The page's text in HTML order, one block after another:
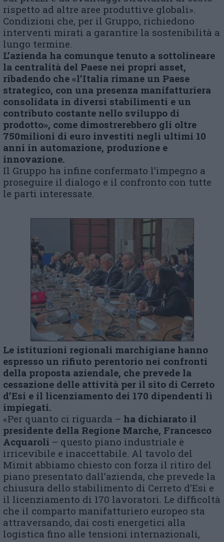
rispetto ad altre aree produttive globali».
Condizioni che, per il Gruppo, richiedono
interventi mirati a garantire la sostenibilità a
lungo termine.
L’azienda ha comunque tenuto a sottolineare
la centralità del Paese nei propri asset,
ribadendo che «l’Italia rimane un Paese
strategico, con una presenza manifatturiera
consolidata in diversi stabilimenti e un
contributo costante nello sviluppo di
prodotto», come dimostrerebbero gli oltre
750milioni di euro investiti negli ultimi 10
anni in automazione, produzione e
innovazione.
Il Gruppo ha infine confermato l’impegno a
proseguire il dialogo e il confronto con tutte
le parti interessate.
Le istituzioni regionali marchigiane hanno
espresso un rifiuto perentorio nei confronti
della proposta aziendale, che prevede la
cessazione delle attività per il sito di Cerreto
d’Esi e il licenziamento dei 170 dipendenti lì
impiegati.
«Per quanto ci riguarda – ha dichiarato il
presidente della Regione Marche, Francesco
Acquaroli – questo piano industriale è
irricevibile e inaccettabile. Al tavolo del
Mimit abbiamo chiesto con forza il ritiro del
piano presentato dall’azienda, che prevede la
chiusura dello stabilimento di Cerreto d’Esi e
il licenziamento di 170 lavoratori. Le difficoltà
che il comparto manifatturiero europeo sta
attraversando, dai costi energetici alla
logistica fino alle tensioni internazionali,